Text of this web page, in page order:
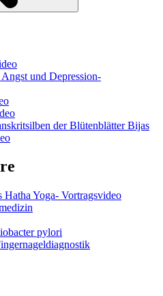
und Depression-
der Blütenblätter Bijas
Hatha Yoga- Vortragsvideo
pylori